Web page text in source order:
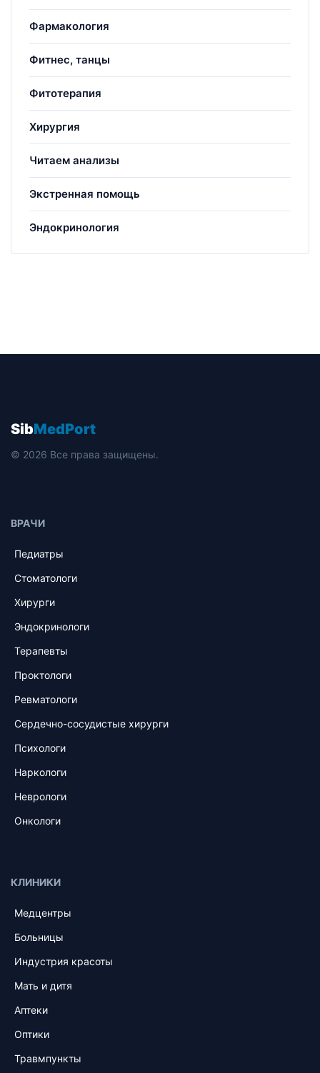
Фармакология
Фитнес, танцы
Фитотерапия
Хирургия
Читаем анализы
Экстренная помощь
Эндокринология
SibMedPort
© 2026 Все права защищены.
ВРАЧИ
Педиатры
Стоматологи
Хирурги
Эндокринологи
Терапевты
Проктологи
Ревматологи
Сердечно-сосудистые хирурги
Психологи
Наркологи
Неврологи
Онкологи
КЛИНИКИ
Медцентры
Больницы
Индустрия красоты
Мать и дитя
Аптеки
Оптики
Травмпункты